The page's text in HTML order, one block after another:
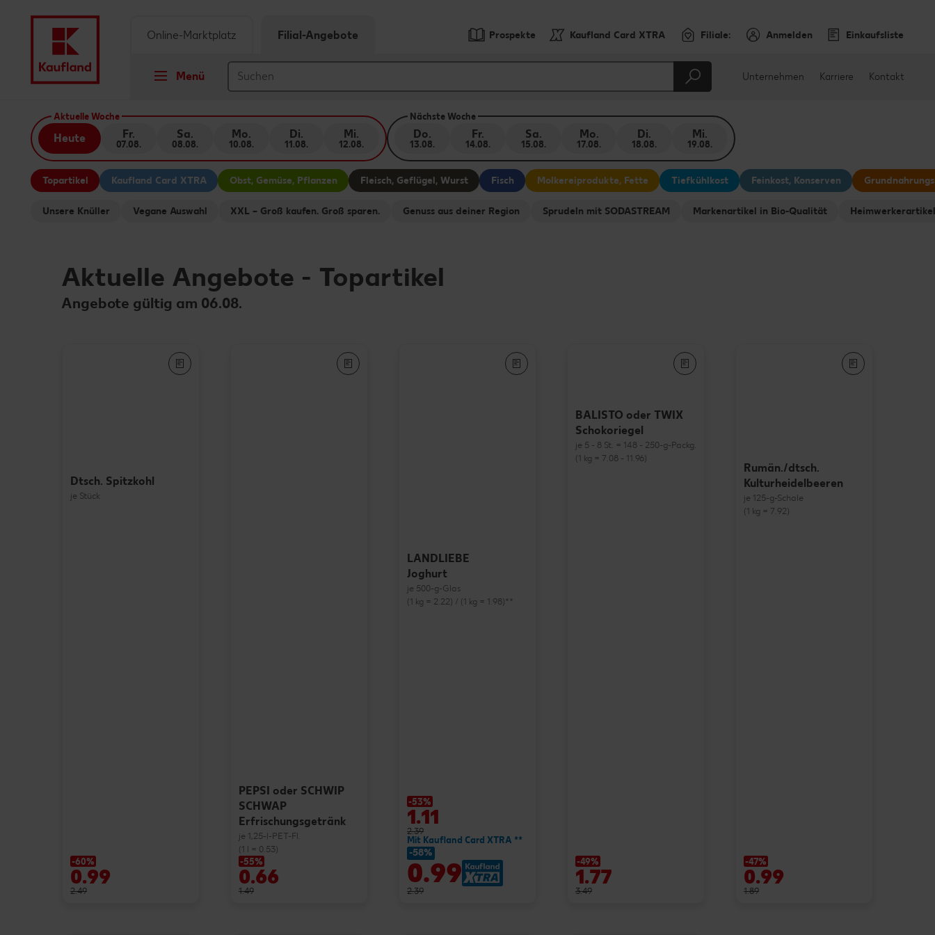
Springe zu
Hauptinhalt
Footer
Prospekte Kaufland Card XTRA Filiale: Anmelden Einkaufsliste
Menü
Online-Marktplatz Filial-Angebote
Unternehmen Karriere Kontakt
Aktuelle Woche
Heute Fr.
07.08.
Sa.
08.08.
Mo.
10.08.
Di.
11.08.
Mi.
12.08.
Nächste Woche
Do.
13.08.
Fr.
14.08.
Sa.
15.08.
Mo.
17.08.
Di.
18.08.
Mi.
19.08.
Topartikel Kaufland Card XTRA Obst, Gemüse, Pflanzen Fleisch, Geflügel, Wurst Fisch Molkereiprodukte, Fette Tiefkühlkost Feinkost, Konserven
Unsere Knüller Vegane Auswahl XXL – Groß kaufen. Groß sparen. Genuss aus deiner Region Sprudeln mit SODASTREAM Markenartikel in Bio-Qualität Heimwerkerartikel
Aktuelle Angebote - Topartikel
Angebote gültig am 06.08.
Dtsch. Spitzkohl
je Stück
-60%
0.99
2.49
PEPSI oder SCHWIP
SCHWAP
Erfrischungsgetränk
je 1,25-l-PET-Fl.
(1 l = 0.53)
-55%
0.66
1.49
LANDLIEBE
Joghurt
je 500-g-Glas
(1 kg = 2.22) / (1 kg = 1.98)**
-53%
1.11
2.39
Mit Kaufland Card XTRA **
-58%
0.99
2.39
BALISTO oder TWIX
Schokoriegel
je 5 - 8 St. = 148 - 250-g-Packg.
(1 kg = 7.08 - 11.96)
-49%
1.77
3.49
Rumän./dtsch.
Kulturheidelbeeren
je 125-g-Schale
(1 kg = 7.92)
-47%
0.99
1.89